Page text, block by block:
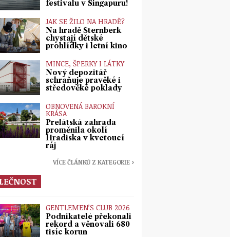
festivalu v Singapuru!
JAK SE ŽILO NA HRADĚ?
Na hradě Šternberk
chystají dětské
prohlídky i letní kino
MINCE, ŠPERKY I LÁTKY
Nový depozitář
schraňuje pravěké i
středověké poklady
OBNOVENÁ BAROKNÍ
KRÁSA
Prelátská zahrada
proměnila okolí
Hradiska v kvetoucí
ráj
VÍCE ČLÁNKŮ Z KATEGORIE ›
GENTLEMEN’S CLUB 2026
Podnikatelé překonali
rekord a věnovali 680
tisíc korun